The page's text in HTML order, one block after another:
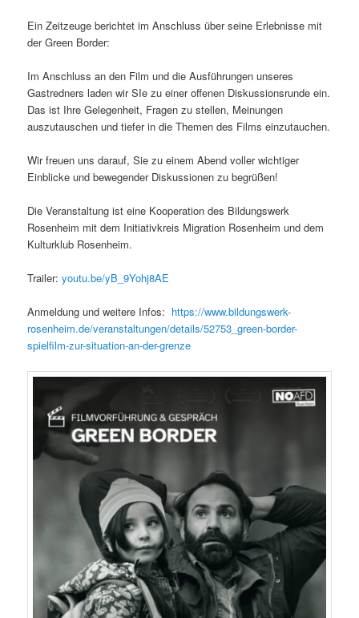
Ein Zeitzeuge berichtet im Anschluss über seine Erlebnisse mit
der Green Border:
Im Anschluss an den Film und die Ausführungen unseres
Gastredners laden wir SIe zu einer offenen Diskussionsrunde ein.
Das ist Ihre Gelegenheit, Fragen zu stellen, Meinungen
auszutauschen und tiefer in die Themen des Films einzutauchen.
Wir freuen uns darauf, Sie zu einem Abend voller wichtiger
Einblicke und bewegender Diskussionen zu begrüßen!
Die Veranstaltung ist eine Kooperation des Bildungswerk
Rosenheim mit dem Initiativkreis Migration Rosenheim und dem
Kulturklub Rosenheim.
Trailer:youtu.be/yB_9Yohj8AE
Anmeldung und weitere Infos: https://www.bildungswerk-
rosenheim.de/veranstaltungen/details/52753_green-border-
spielfilm-zur-situation-an-der-grenze